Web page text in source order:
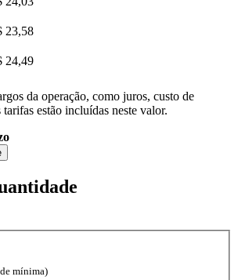
23,58
24,49
da operação, como juros, custo de
estão incluídas neste valor.
mínima)